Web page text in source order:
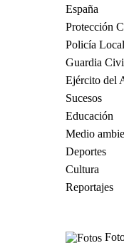
España
Protección
Policía Local
Guardia
Ejército del
Sucesos
Educación
Medio
Deportes
Cultura
Reportajes